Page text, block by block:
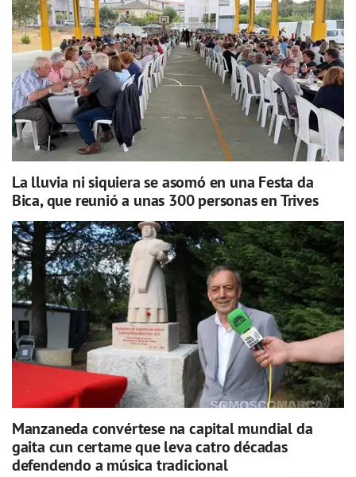
La lluvia ni siquiera se asomó en una Festa da
Bica, que reunió a unas 300 personas en Trives
Manzaneda convértese na capital mundial da
gaita cun certame que leva catro décadas
defendendo a música tradicional